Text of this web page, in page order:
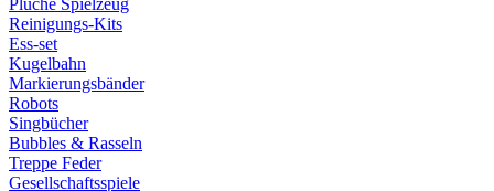
Pluche Spielzeug
Reinigungs-Kits
Ess-set
Kugelbahn
Markierungsbänder
Robots
Singbücher
Bubbles & Rasseln
Treppe Feder
Gesellschaftsspiele